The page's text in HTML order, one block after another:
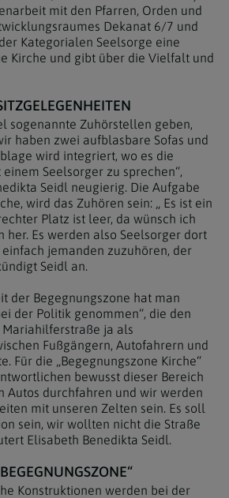
mit den Pfarren, Orden und
Dekanat 6/7 und
Kategorialen Seelsorge eine
Kirche und gibt über die Vielfalt und
sogenannte Zuhörstellen geben,
haben zwei aufblasbare Sofas und
wird integriert, wo es die
Seelsorger zu sprechen“,
Seidl neugierig. Die Aufgabe
wird das Zuhören sein: „ Es ist ein
Platz ist leer, da wünsch ich
her. Es werden also Seelsorger dort
jemanden zuzuhören, der
Seidl an.
der Begegnungszone hat man
der Politik genommen“, die den
ja als
Fußgängern, Autofahrern und
Für die „Begegnungszone Kirche“
bewusst dieser Bereich
Autos durchfahren und wir werden
mit unseren Zelten sein. Es soll
sein, wir wollten nicht die Straße
Elisabeth Benedikta Seidl.
Konstruktionen werden bei der